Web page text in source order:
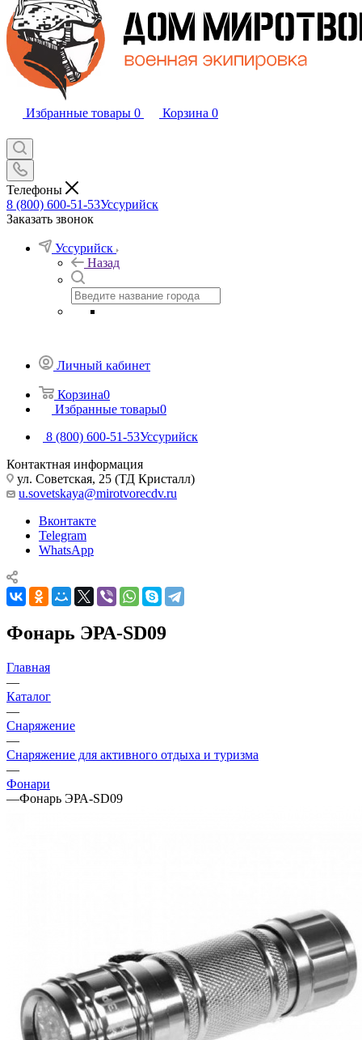
Избранные товары 0 Корзина 0
Телефоны
8 (800) 600-51-53Уссурийск
Заказать звонок
Уссурийск
Назад
Личный кабинет
Корзина0
Избранные товары0
8 (800) 600-51-53Уссурийск
Контактная информация
ул. Советская, 25 (ТД Кристалл)
u.sovetskaya@mirotvorecdv.ru
Вконтакте
Telegram
WhatsApp
Фонарь ЭРА-SD09
Главная
—
Каталог
—
Снаряжение
—
Снаряжение для активного отдыха и туризма
—
Фонари
—Фонарь ЭРА-SD09